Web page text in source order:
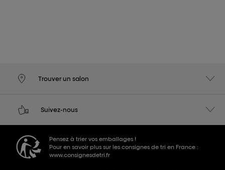
Trouver un salon
Suivez-nous
Pensez à trier vos emballages !
Pour en savoir plus sur les consignes de tri en France :
www.consignesdetri.fr